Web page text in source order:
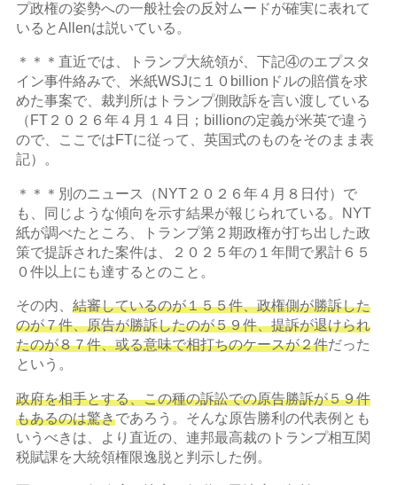
プ政権の姿勢への一般社会の反対ムードが確実に表れて
いるとAllenは説いている。
＊＊＊直近では、トランプ大統領が、下記④のエプスタ
イン事件絡みで、米紙WSJに１０billionドルの賠償を求
めた事案で、裁判所はトランプ側敗訴を言い渡している
（FT２０２６年４月１４日；billionの定義が米英で違う
ので、ここではFTに従って、英国式のものをそのまま表
記）。
＊＊＊別のニュース（NYT２０２６年４月８日付）で
も、同じような傾向を示す結果が報じられている。NYT
紙が調べたところ、トランプ第２期政権が打ち出した政
策で提訴された案件は、２０２５年の１年間で累計６５
０件以上にも達するとのこと。
その内、 結審しているのが１５５件、政権側が勝訴した
のが７件、原告が勝訴したのが５９件、提訴が退けられ
たのが８７件、或る意味で相打ちのケースが２件だった
という。
政府を相手とする、この種の訴訟での原告勝訴が５９件
もあるのは驚きであろう。そんな原告勝利の代表例とも
いうべきは、より直近の、連邦最高裁のトランプ相互関
税賦課を大統領権限逸脱と判示した例。